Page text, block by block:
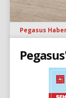
Pegasus